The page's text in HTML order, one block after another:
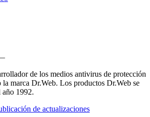
de los medios antivirus de protección
marca Dr.Web. Los productos Dr.Web se
año 1992.
de actualizaciones